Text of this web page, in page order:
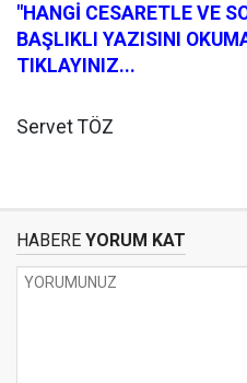
"HANGİ CESARETLE VE
BAŞLIKLI YAZISINI
TIKLAYINIZ...
Servet TÖZ
HABERE YORUM KAT